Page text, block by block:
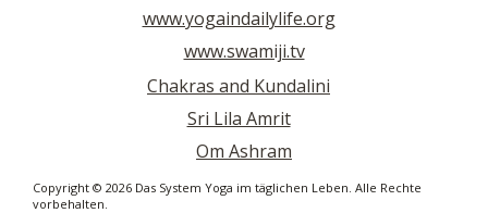
www.yogaindailylife.org
www.swamiji.tv
Chakras and Kundalini
Sri Lila Amrit
Om Ashram
Copyright © 2026 Das System Yoga im täglichen Leben. Alle Rechte
vorbehalten.